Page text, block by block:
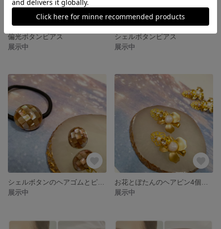
偏光ボタンピアス
展示中
シェルボタンピアス
展示中
展示中
展示中